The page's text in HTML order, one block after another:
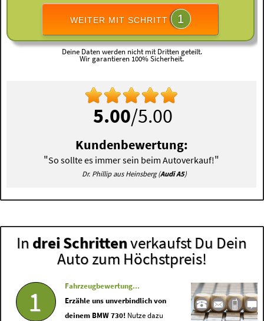
WEITER MIT SCHRITT 1
Deine Daten werden nicht mit Dritten geteilt.
Wir garantieren 100% Sicherheit.
5.00/5.00
Kundenbewertung:
"So sollte es immer sein beim Autoverkauf!"
Dr. Phillip aus Heinsberg (Audi A5)
In drei Schrittenverkaufst Du Dein
Auto zum Höchstpreis!
1
Fahrzeugbewertung...
Erzähle uns unverbindlich von
deinem BMW 730! Nutze dazu